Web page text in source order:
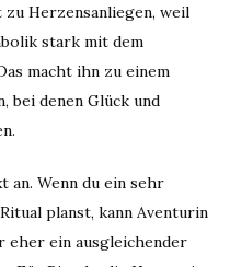
Herzensanliegen, weil
stark mit dem
macht ihn zu einem
bei denen Glück und
an. Wenn du ein sehr
planst, kann Aventurin
eher ein ausgleichender